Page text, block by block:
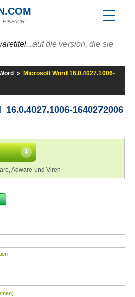
EINFACH!
auf die version, die sie
»
Microsoft Word 16.0.4027.1006-
1640272006
Adware und Viren